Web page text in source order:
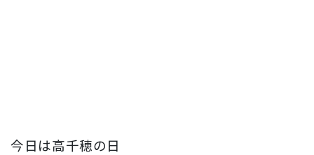
今日は高千穂の日